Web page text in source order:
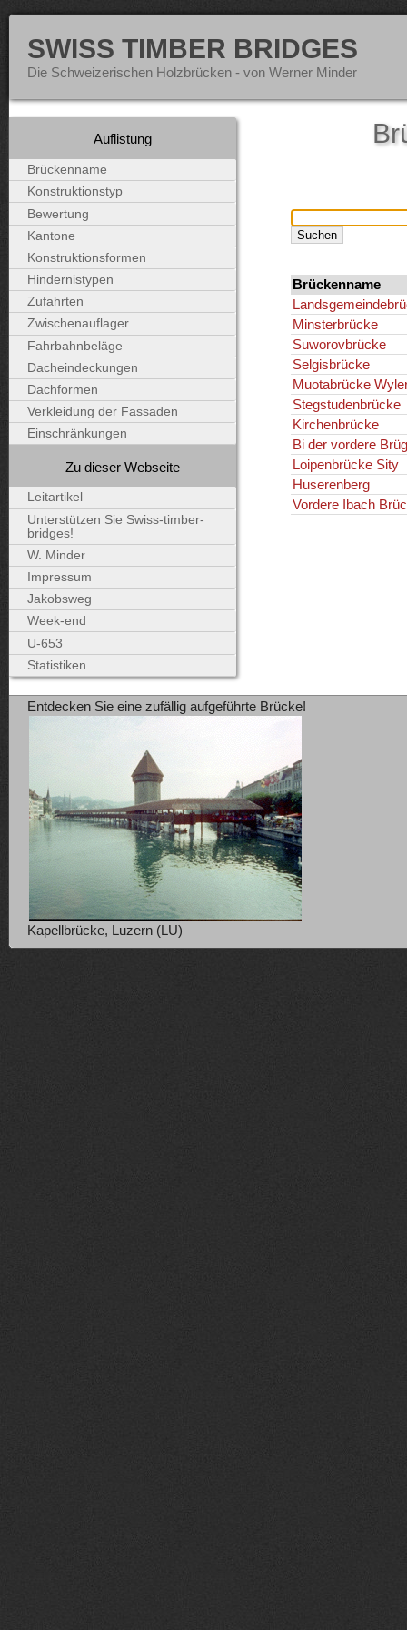
SWISS TIMBER BRIDGES
Die Schweizerischen Holzbrücken - von Werner Minder
Brückenname
Minsterbrücke
Suworovbrücke
Selgisbrücke
Muotabrücke
Stegstudenbrücke
Kirchenbrücke
Bi der vordere
Loipenbrücke Sity
Huserenberg
Vordere Ibach
Auflistung
Brückenname
Konstruktionstyp
Bewertung
Kantone
Konstruktionsformen
Hindernistypen
Zufahrten
Zwischenauflager
Fahrbahnbeläge
Dacheindeckungen
Dachformen
Verkleidung der Fassaden
Einschränkungen
Zu dieser Webseite
Leitartikel
Unterstützen Sie Swiss-timber-
bridges!
W. Minder
Impressum
Jakobsweg
Week-end
U-653
Statistiken
Entdecken Sie eine zufällig aufgeführte Brücke!
Kapellbrücke, Luzern (LU)